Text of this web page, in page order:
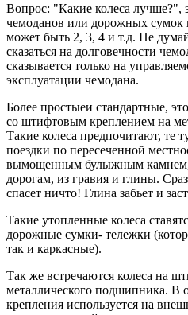
Вопрос: "Какие колеса лучше?",
чемоданов или дорожных сумок
может быть 2, 3, 4 и т.д. Не
сказаться на долговечности
сказывается только на
эксплуатации чемодана.
Более простыеи стандартные,
со штифтовым креплением на
Такие колеса предпочитают, те
поездки по пересеченной
вымощенным булыжным
дорогам, из гравия и глины.
спасет ничто! Глина забьет и
Такие утопленные колеса
дорожные сумки- тележки
так и каркасные).
Так же встречаются колеса на
металлического подшипника. В
крепления используется на